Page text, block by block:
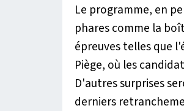
Le programme, en
phares comme la
épreuves telles que
Piège, où les
D'autres surprises
derniers